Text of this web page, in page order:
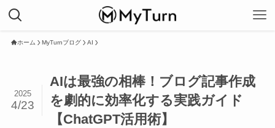
ホーム MyTurnブログ AI
AIは最強の相棒！ブログ記事作成
を劇的に効率化する実践ガイド
【ChatGPT活用術】
2025
4/23